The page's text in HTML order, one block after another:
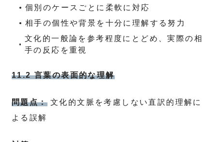
個別のケースごとに柔軟に対応
相手の個性や背景を十分に理解する努力
文化的一般論を参考程度にとどめ、実際の相
手の反応を重視
11.2 言葉の表面的な理解
問題点：文化的文脈を考慮しない直訳的理解に
よる誤解